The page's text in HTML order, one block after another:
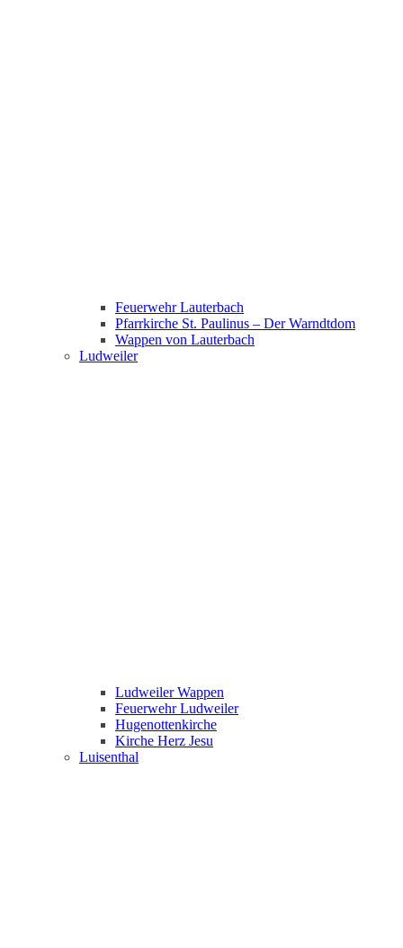
Feuerwehr Lauterbach
Pfarrkirche St. Paulinus – Der Warndtdom
Wappen von Lauterbach
Ludweiler
Ludweiler Wappen
Feuerwehr Ludweiler
Hugenottenkirche
Kirche Herz Jesu
Luisenthal